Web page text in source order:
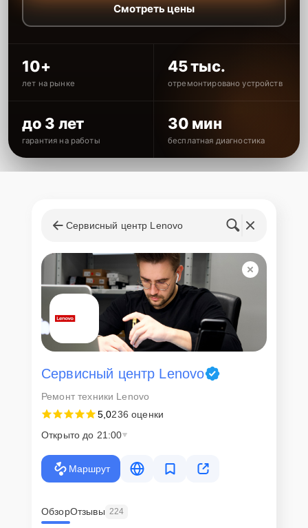
Смотреть цены
10+
лет на рынке
45 тыс.
отремонтировано устройств
до 3 лет
гарантия на работы
30 мин
бесплатная диагностика
Сервисный центр Lenovo
Сервисный центр Lenovo
Ремонт техники Lenovo
5,0236 оценки
Открыто до 21:00
Маршрут
ОбзорОтзывы 224